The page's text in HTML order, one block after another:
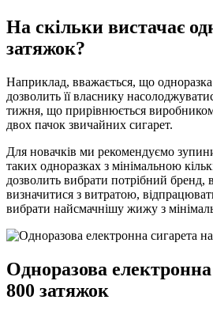
На скільки вистачає
затяжок?
Наприклад, вважається, що
дозволить її власнику
тижня, що прирівнюється
двох пачок звичайних сигарет.
Для новачків ми рекомендуємо
таких одноразках з мінімальною
дозволить вибрати потрібний бренд,
визначитися з витратою,
вибрати найсмачнішу жижу з
Одноразова
800 затяжок